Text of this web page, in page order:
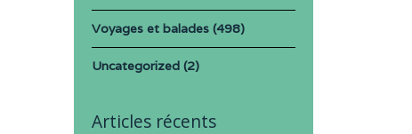
Voyages et balades(498)
Uncategorized(2)
Articles récents